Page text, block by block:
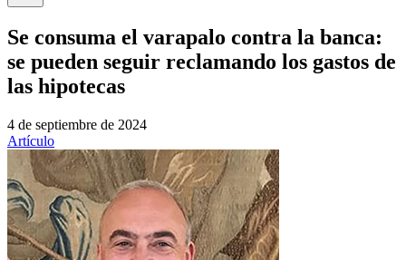
Se consuma el varapalo contra la banca:
se pueden seguir reclamando los gastos de
las hipotecas
4 de septiembre de 2024
Artículo